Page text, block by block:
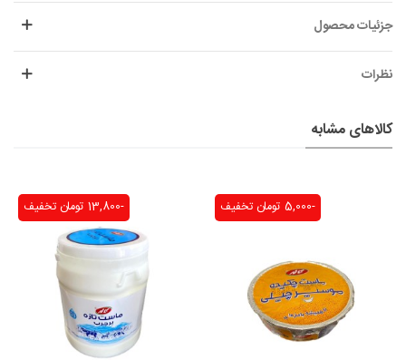
جزئیات محصول
نظرات
کالاهای مشابه
تخفیف -5,000 تومان تخفیف -13,800 تومان